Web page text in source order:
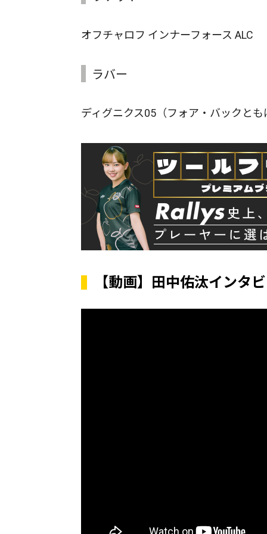
オフチャロフ インナーフォース ALC
ラバー
ディグニクス05（フォア・バックとも
【動画】田中佑汰インタ